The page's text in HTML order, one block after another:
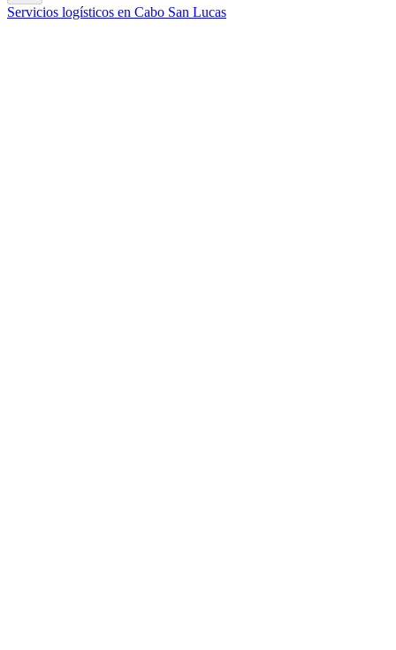
Servicios logísticos en Cabo San Lucas